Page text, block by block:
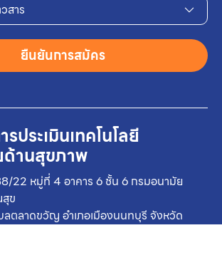
ประเมินเทคโนโลยี
ด้านสุขภาพ
22 หมู่ที่ 4 อาคาร 6 ชั้น 6 กรมอนามัย
ข
ตลาดขวัญ อำเภอเมืองนนทบุรี จังหวัด
สาร
ยืนยันการสมัคร